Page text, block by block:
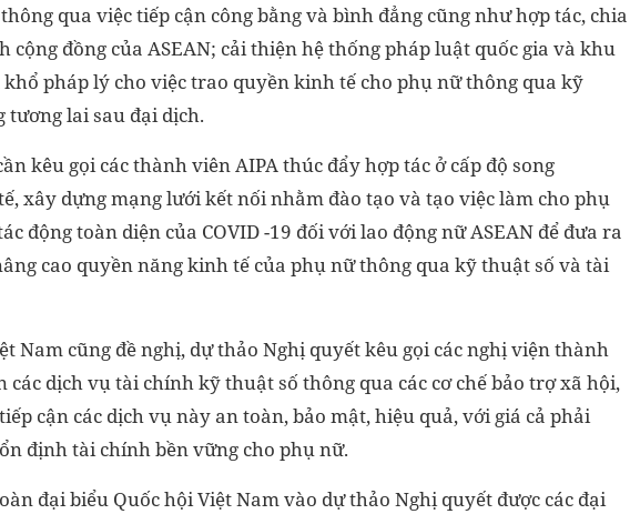
qua việc tiếp cận công bằng và bình đẳng cũng như hợp tác, chia
cộng đồng của ASEAN; cải thiện hệ thống pháp luật quốc gia và khu
pháp lý cho việc trao quyền kinh tế cho phụ nữ thông qua kỹ
lai sau đại dịch.
kêu gọi các thành viên AIPA thúc đẩy hợp tác ở cấp độ song
xây dựng mạng lưới kết nối nhằm đào tạo và tạo việc làm cho phụ
động toàn diện của COVID -19 đối với lao động nữ ASEAN để đưa ra
cao quyền năng kinh tế của phụ nữ thông qua kỹ thuật số và tài
Nam cũng đề nghị, dự thảo Nghị quyết kêu gọi các nghị viện thành
dịch vụ tài chính kỹ thuật số thông qua các cơ chế bảo trợ xã hội,
cận các dịch vụ này an toàn, bảo mật, hiệu quả, với giá cả phải
định tài chính bền vững cho phụ nữ.
đại biểu Quốc hội Việt Nam vào dự thảo Nghị quyết được các đại